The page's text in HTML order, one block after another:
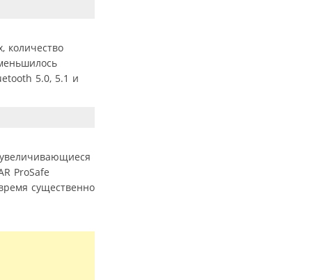
количество
5.0, 5.1 и
ProSafe
существенно